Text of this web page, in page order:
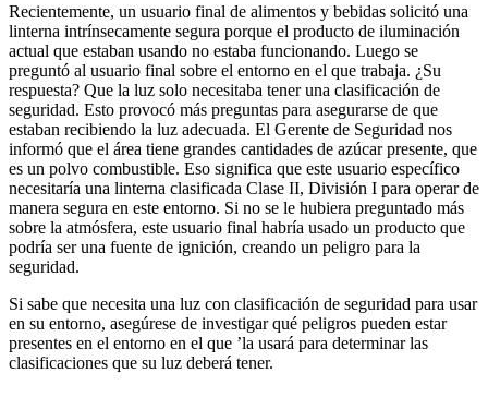
Recientemente, un usuario final de alimentos y bebidas solicitó una
linterna intrínsecamente segura porque el producto de iluminación
actual que estaban usando no estaba funcionando. Luego se
preguntó al usuario final sobre el entorno en el que trabaja. ¿Su
respuesta? Que la luz solo necesitaba tener una clasificación de
seguridad. Esto provocó más preguntas para asegurarse de que
estaban recibiendo la luz adecuada. El Gerente de Seguridad nos
informó que el área tiene grandes cantidades de azúcar presente, que
es un polvo combustible. Eso significa que este usuario específico
necesitaría una linterna clasificada Clase II, División I para operar de
manera segura en este entorno. Si no se le hubiera preguntado más
sobre la atmósfera, este usuario final habría usado un producto que
podría ser una fuente de ignición, creando un peligro para la
seguridad.
Si sabe que necesita una luz con clasificación de seguridad para usar
en su entorno, asegúrese de investigar qué peligros pueden estar
presentes en el entorno en el que ’la usará para determinar las
clasificaciones que su luz deberá tener.